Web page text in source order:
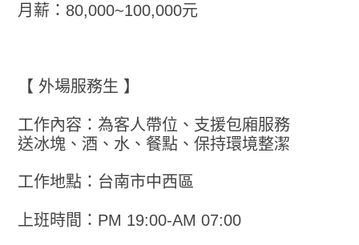
月薪：80,000~100,000元
【 外場服務生 】
工作內容：為客人帶位、支援包廂服務
送冰塊、酒、水、餐點、保持環境整潔
工作地點：台南市中西區
上班時間：PM 19:00-AM 07:00